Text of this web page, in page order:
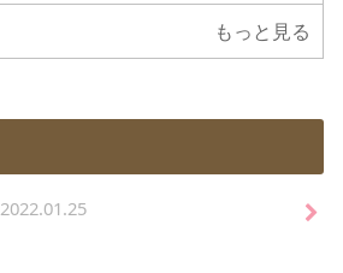
もっと見る
2022.01.25